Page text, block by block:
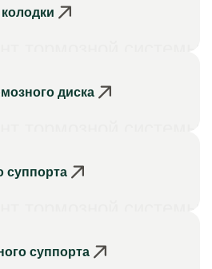
диска
суппорта
суппорта